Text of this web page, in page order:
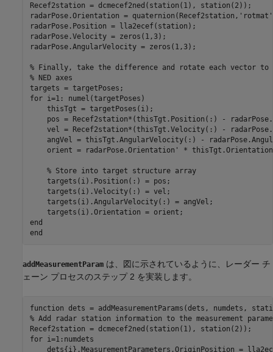
Recef2station = dcmecef2ned(station(1), station(2));
radarPose.Orientation = quaternion(Recef2station, 'rotmat'
radarPose.Position = lla2ecef(station);
radarPose.Velocity = zeros(1,3);
radarPose.AngularVelocity = zeros(1,3);
% Finally, take the difference and rotate each vector to
% NED axes
for i=1: numel(targetPoses)
    thisTgt = targetPoses(i);
pos = Recef2station*(thisTgt.Position(:) -
vel = Recef2station*(thisTgt.Velocity(:) -
angVel = thisTgt.AngularVelocity(:) -
orient = radarPose.Orientation' *
% Store into target structure array
    targets(i).Position(:) = pos;
    targets(i).Velocity(:) = vel;
    targets(i).AngularVelocity(:) = angVel;
end
end
addMeasurementParam は、図に示されているように、レーダー チ
ェーン プロセスのステップ 2 を実装します。
function
% Add radar station information to the measurement
for i=1:numdets
dets{i}.MeasurementParameters.OriginPosition =